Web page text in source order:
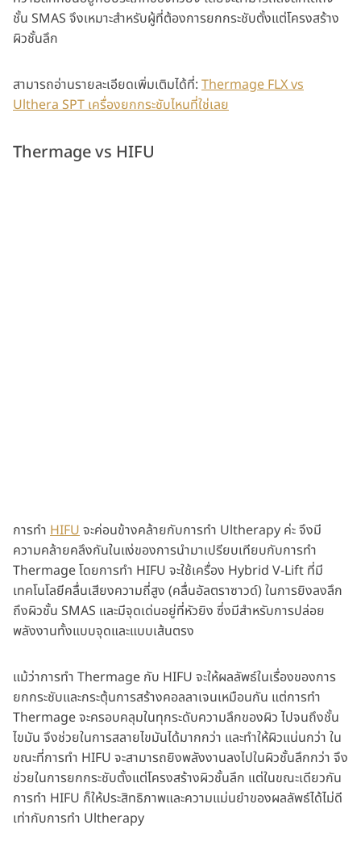
ชั้น SMAS จึงเหมาะสำหรับผู้ที่ต้องการยกกระชับตั้งแต่โครงสร้าง
ผิวชั้นลึก
สามารถอ่านรายละเอียดเพิ่มเติมได้ที่: Thermage FLX vs
Ulthera SPT เครื่องยกกระชับไหนที่ใช่เลย
Thermage vs HIFU
การทำ HIFUจะค่อนข้างคล้ายกับการทำ Ultherapy ค่ะ จึงมี
ความคล้ายคลึงกันในแง่ของการนำมาเปรียบเทียบกับการทำ
Thermage โดยการทำ HIFU จะใช้เครื่อง Hybrid V-Lift ที่มี
เทคโนโลยีคลื่นเสียงความถี่สูง (คลื่นอัลตราซาวด์) ในการยิงลงลึก
ถึงผิวชั้น SMAS และมีจุดเด่นอยู่ที่หัวยิง ซึ่งมีสำหรับการปล่อย
พลังงานทั้งแบบจุดและแบบเส้นตรง
แม้ว่าการทำ Thermage กับ HIFU จะให้ผลลัพธ์ในเรื่องของการ
ยกกระชับและกระตุ้นการสร้างคอลลาเจนเหมือนกัน แต่การทำ
Thermage จะครอบคลุมในทุกระดับความลึกของผิว ไปจนถึงชั้น
ไขมัน จึงช่วยในการสลายไขมันได้มากกว่า และทำให้ผิวแน่นกว่า ใน
ขณะที่การทำ HIFU จะสามารถยิงพลังงานลงไปในผิวชั้นลึกกว่า จึง
ช่วยในการยกกระชับตั้งแต่โครงสร้างผิวชั้นลึก แต่ในขณะเดียวกัน
การทำ HIFU ก็ให้ประสิทธิภาพและความแม่นยำของผลลัพธ์ได้ไม่ดี
เท่ากับการทำ Ultherapy